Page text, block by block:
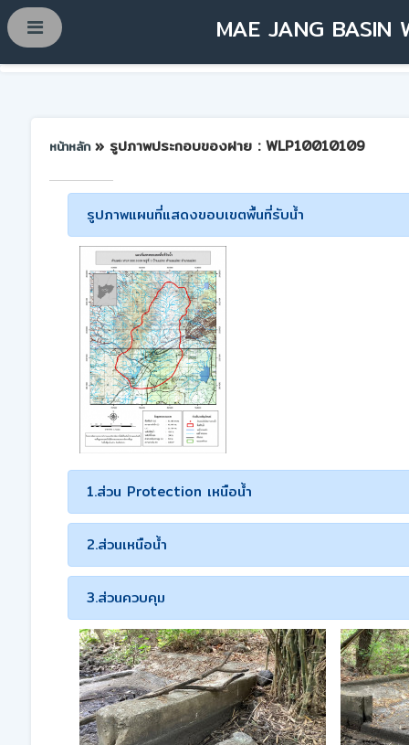
MAE JANG BASIN
หน้าหลัก » รูปภาพประกอบของฝาย : WLP10010109
รูปภาพแผนที่แสดงขอบเขตพื้นที่รับน้ำ
1.ส่วน Protection เหนือน้ำ
2.ส่วนเหนือน้ำ
3.ส่วนควบคุม